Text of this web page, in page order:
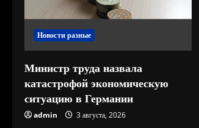
ч
т
е
н
и
Новости разные
Министр труда назвала
катастрофой экономическую
ситуацию в Германии
admin 3 августа, 2026